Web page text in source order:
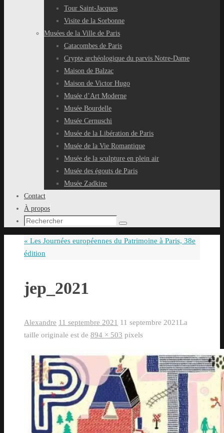
Tour Saint-Jacques
Visite de la Sorbonne
Musées de la Ville de Paris
Catacombes de Paris
Crypte archéologique du parvis Notre-Dame
Maison de Balzac
Maison de Victor Hugo
Musée d’Art Moderne
Musée Bourdelle
Musée Cernuschi
Musée de la Libération de Paris
Musée de la Vie Romantique
Musée de la sculpture en plein air
Musée des égouts de Paris
Musée Zadkine
Contact
À propos
Recherche
:
Rechercher
« Les Journées européennes du Patrimoine à Paris, 38e
édition
jep_2021
Alexandre 11 septembre 2021 11 septembre 2021La
taille originale est de 894 × 503 pixels